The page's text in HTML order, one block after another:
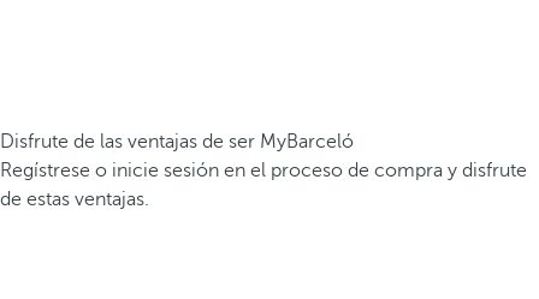
Disfrute de las ventajas de ser MyBarceló
Regístrese o inicie sesión en el proceso de compra y disfrute
de estas ventajas.